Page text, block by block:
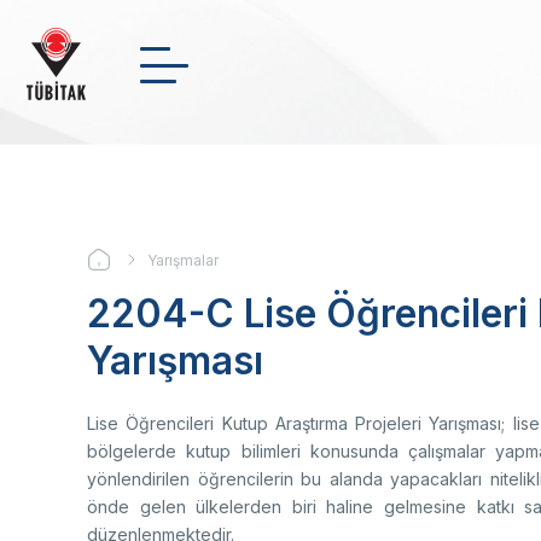
içeriğe
KURUMSAL
DESTEKLER
BURSLAR
Haber Arşivi
Video Arşivi
Sayfa
yolu
Yarışmalar
2204-C Lise Öğrencileri
Yarışması
Lise Öğrencileri Kutup Araştırma Projeleri
bölgelerde kutup bilimleri konusunda çalışmalar
yönlendirilen öğrencilerin bu alanda yapacakları
önde gelen ülkelerden biri haline gelmesine katkı
düzenlenmektedir.